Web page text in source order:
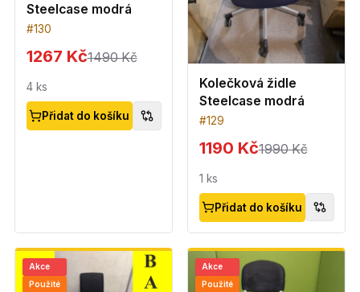
Steelcase modrá
#130
1267 Kč1490 Kč
4 ks
Přidat do košíku
Kolečková židle
Steelcase modrá
#129
1190 Kč1990 Kč
1 ks
Přidat do košíku
Akce
Použité
Akce
Použité